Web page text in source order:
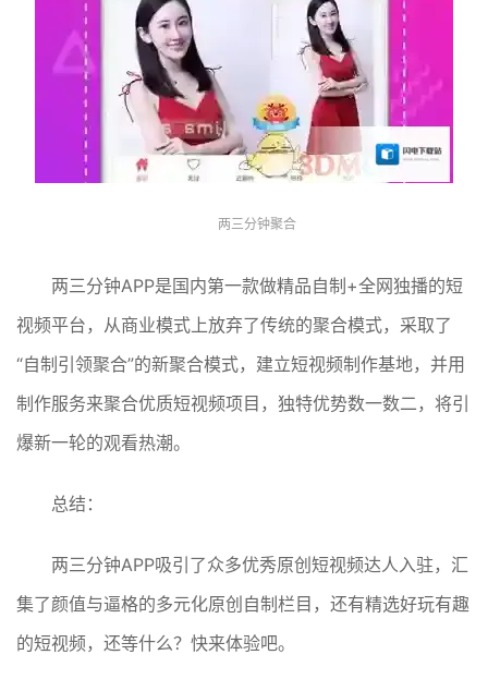
两三分钟聚合
两三分钟APP是国内第一款做精品自制+全网独播的短
视频平台，从商业模式上放弃了传统的聚合模式，采取了
“自制引领聚合”的新聚合模式，建立短视频制作基地，并用
制作服务来聚合优质短视频项目，独特优势数一数二，将引
爆新一轮的观看热潮。
总结：
两三分钟APP吸引了众多优秀原创短视频达人入驻，汇
集了颜值与逼格的多元化原创自制栏目，还有精选好玩有趣
的短视频，还等什么？快来体验吧。